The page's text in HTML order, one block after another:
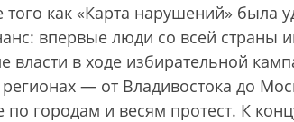
того как «Карта нарушений» была
впервые люди со всей страны
власти в ходе избирательной
— от Владивостока до
городам и весям протест. К